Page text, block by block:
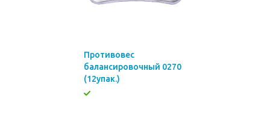
Противовес
балансировочный 0270
(12упак.)